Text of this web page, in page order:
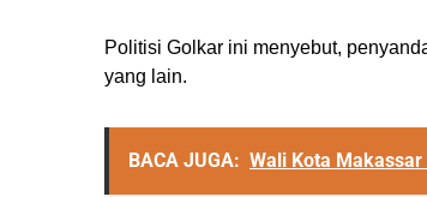
Politisi Golkar ini menyebut,
yang lain.
BACA JUGA: Wali Kota